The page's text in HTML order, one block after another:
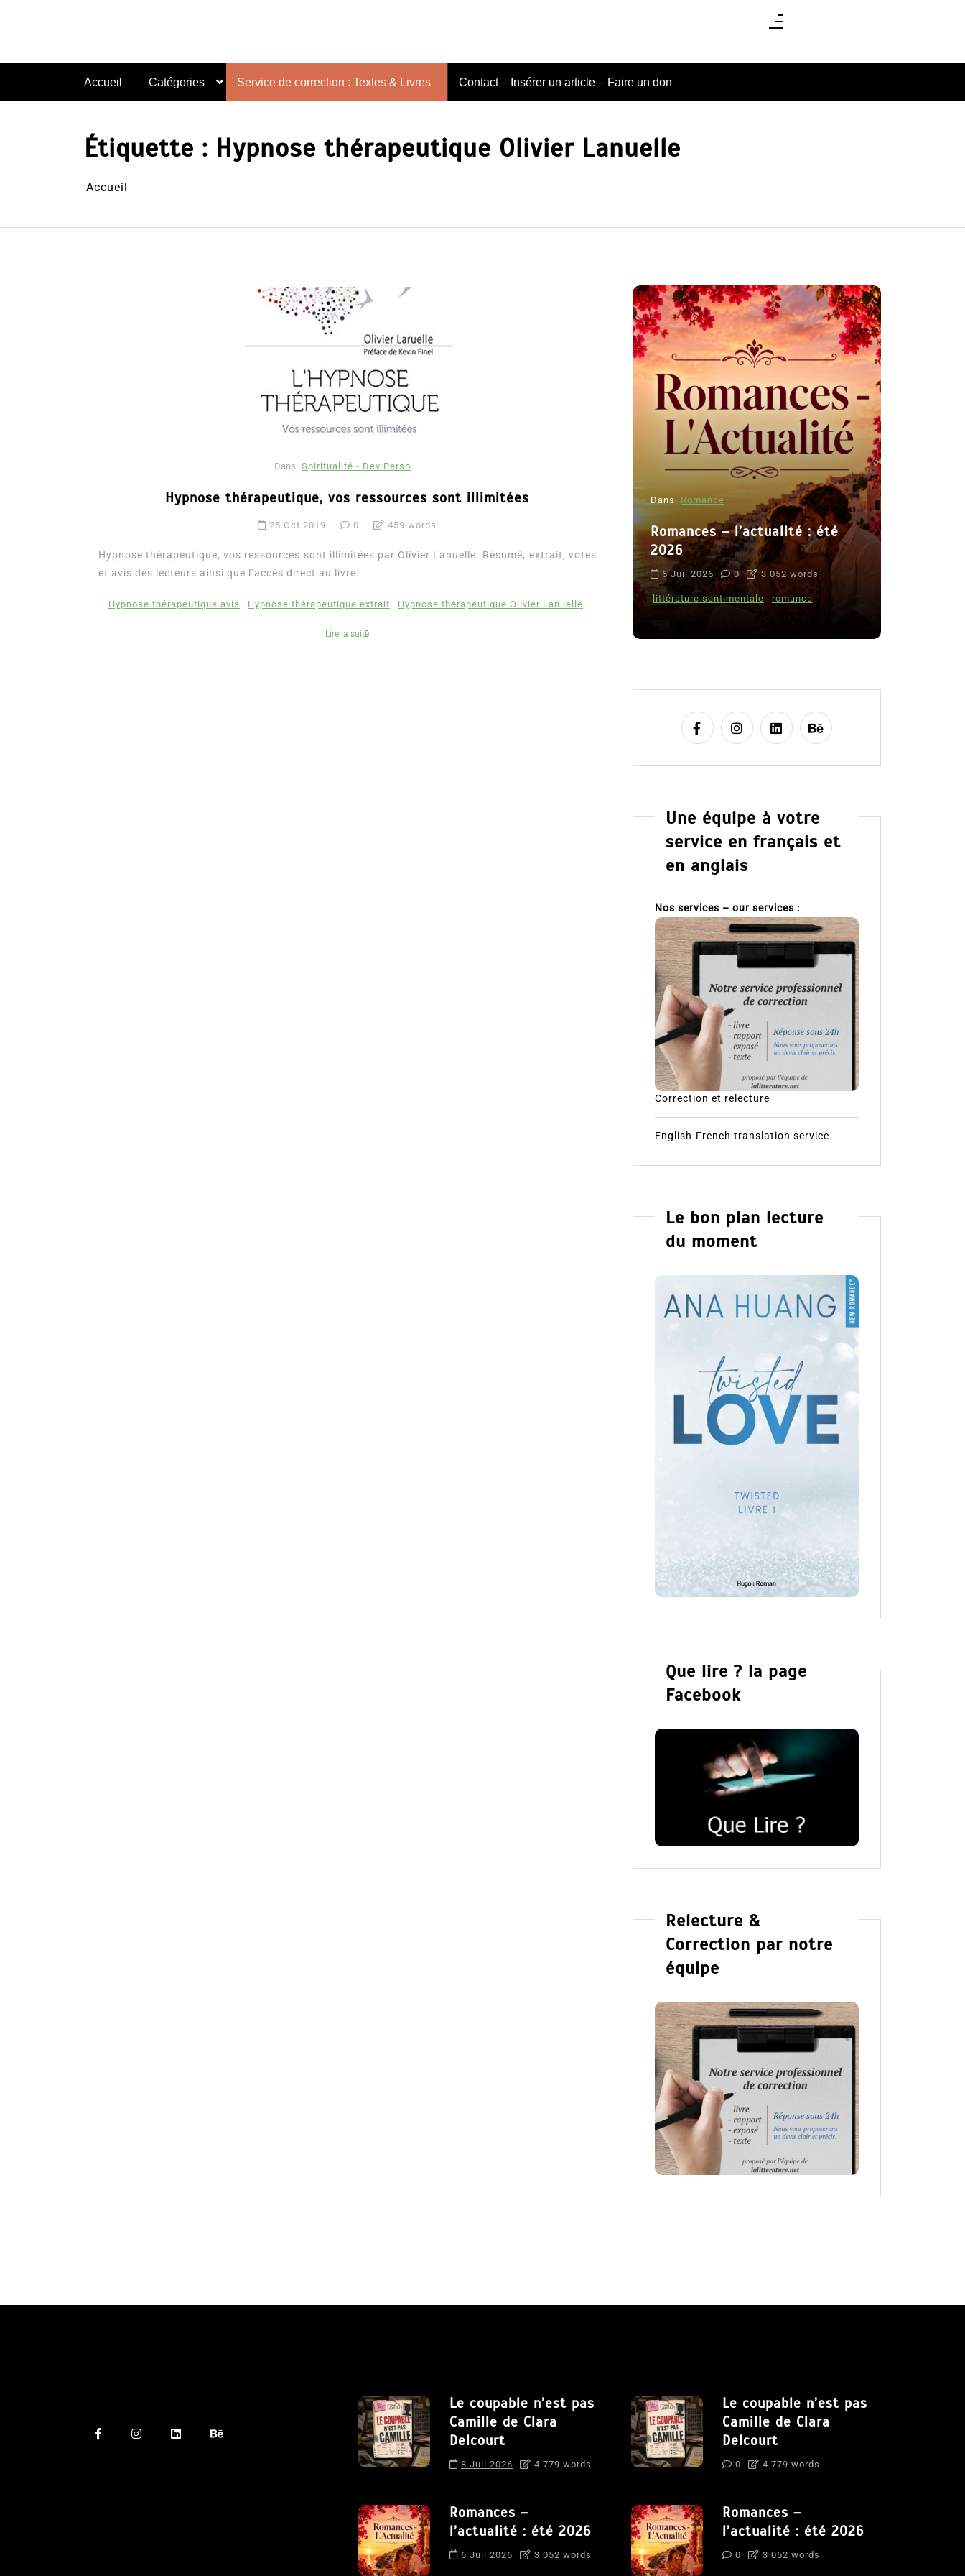
Accueil Catégories Service de correction : Textes & Livres Contact – Insérer un article – Faire un don
Étiquette : Hypnose thérapeutique Olivier Lanuelle
Accueil
Dans Spiritualité - Dev Perso
Hypnose thérapeutique, vos ressources sont illimitées
25 Oct 2019 0 459 words
Hypnose thérapeutique, vos ressources sont illimitées par Olivier Lanuelle. Résumé, extrait, votes
et avis des lecteurs ainsi que l’accès direct au livre.
Hypnose thérapeutique avis Hypnose thérapeutique extrait Hypnose thérapeutique Olivier Lanuelle
Lire la suite
Dans Romance
Romances – l’actualité : été
2026
6 Juil 2026 0 3 052 words
littérature sentimentale romance
8 Juil 2026 0 4 779 words
Dans Romance
Romances – l’actualité : été
2026
6 Juil 2026 0 3 052 words
littérature sentimentale romance
Une équipe à votre
service en français et
en anglais
Nos services – our services :
Correction et relecture
English-French translation service
Le bon plan lecture
du moment
Que lire ? la page
Facebook
Relecture &
Correction par notre
équipe
Le coupable n’est pas
Camille de Clara
Delcourt
8 Juil 2026 4 779 words
Romances –
l’actualité : été 2026
6 Juil 2026 3 052 words
Le coupable n’est pas
Camille de Clara
Delcourt
0 4 779 words
Romances –
l’actualité : été 2026
0 3 052 words